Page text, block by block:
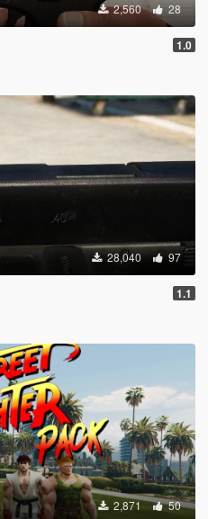
2,560 28
1.0
28,040 97
1.1
2,871 50